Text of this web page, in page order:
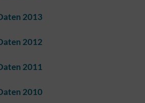
2013
2012
2011
2010